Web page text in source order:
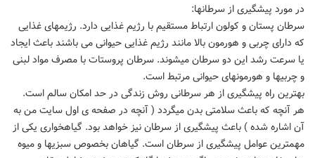
در مورد پیشگیری از سرطانها:
سرطان پستان و کولون ارتباط مستقیم با رژیم غذایی دارد. رژیمهای غذایی
که دارای چربی و هورمون بالا مانند رژیم غذایی حیوانی می باشند باعث ایجاد
یا سرعت رشد این دو سرطان میشوند. سرطان پروستات با مصرف مواد لبنی
و چربیها و هورمونهای حیوانی مرتبط است.
بهترین راه پیشگیری از هر سرطانی روش زندگی در حد امکان سالم است.
هر آنچه که باعث سلامتی بدن میگردد ( آنچه در صفحه ی اول سایت من به
آن اشاره شده ) باعث پیشگیری از سرطان نیز خواهد بود. گیاهخواری یکی از
مهمترین عوامل پیشگیری از سرطان است. گیاهان بخصوص سبزیها و میوه